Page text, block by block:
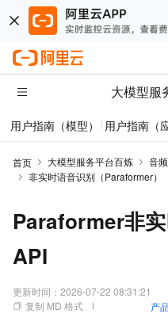
大模型服
用户指南（模型） 用户指南（
首页 大模型服务平台百炼 音频
非实时语音识别（Paraformer）
Paraformer非
API
更新时间： 2026-07-22 08:31:21
复制 MD 格式
产